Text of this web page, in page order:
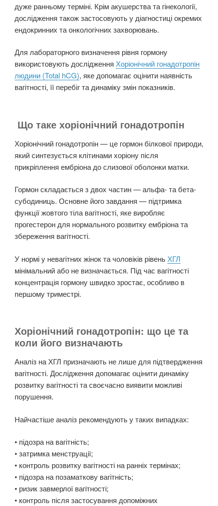
дуже ранньому терміні. Крім акушерства та гінекології,
дослідження також застосовують у діагностиці окремих
ендокринних та онкологічних захворювань.
Для лабораторного визначення рівня гормону
використовують дослідження Хоріонічний гонадотропін
людини (Total hCG), яке допомагає оцінити наявність
вагітності, її перебіг та динаміку змін показників.
Що таке хоріонічний гонадотропін
Хоріонічний гонадотропін — це гормон білкової природи,
який синтезується клітинами хоріону після
прикріплення ембріона до слизової оболонки матки.
Гормон складається з двох частин — альфа- та бета-
субодиниць. Основне його завдання — підтримка
функції жовтого тіла вагітності, яке виробляє
прогестерон для нормального розвитку ембріона та
збереження вагітності.
У нормі у невагітних жінок та чоловіків рівень ХГЛ
мінімальний або не визначається. Під час вагітності
концентрація гормону швидко зростає, особливо в
першому триместрі.
Хоріонічний гонадотропін: що це та
коли його визначають
Аналіз на ХГЛ призначають не лише для підтвердження
вагітності. Дослідження допомагає оцінити динаміку
розвитку вагітності та своєчасно виявити можливі
порушення.
Найчастіше аналіз рекомендують у таких випадках:
• підозра на вагітність;
• затримка менструації;
• контроль розвитку вагітності на ранніх термінах;
• підозра на позаматкову вагітність;
• ризик завмерлої вагітності;
• контроль після застосування допоміжних